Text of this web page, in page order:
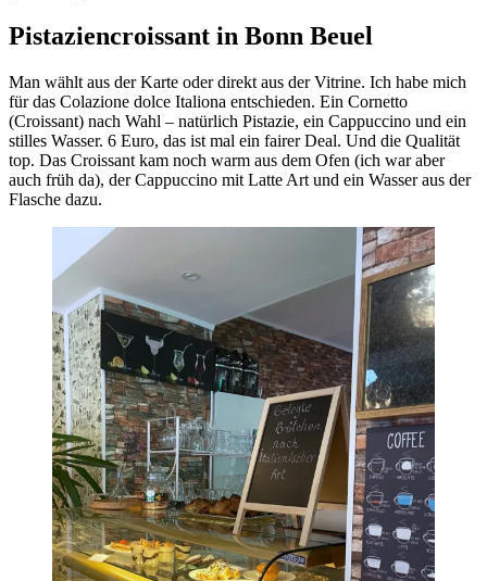
Pistaziencroissant in Bonn Beuel
Man wählt aus der Karte oder direkt aus der Vitrine. Ich habe mich
für das Colazione dolce Italiona entschieden. Ein Cornetto
(Croissant) nach Wahl – natürlich Pistazie, ein Cappuccino und ein
stilles Wasser. 6 Euro, das ist mal ein fairer Deal. Und die Qualität
top. Das Croissant kam noch warm aus dem Ofen (ich war aber
auch früh da), der Cappuccino mit Latte Art und ein Wasser aus der
Flasche dazu.